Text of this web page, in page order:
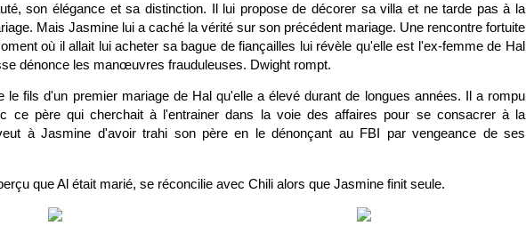
son élégance et sa distinction. Il lui propose de décorer sa villa et ne tarde pas à la
Mais Jasmine lui a caché la vérité sur son précédent mariage. Une rencontre fortuite
où il allait lui acheter sa bague de fiançailles lui révèle qu'elle est l'ex-femme de Hal
dénonce les manœuvres frauduleuses. Dwight rompt.
le fils d'un premier mariage de Hal qu'elle a élevé durant de longues années. Il a rompu
ce père qui cherchait à l'entrainer dans la voie des affaires pour se consacrer à la
à Jasmine d'avoir trahi son père en le dénonçant au FBI par vengeance de ses
que Al était marié, se réconcilie avec Chili alors que Jasmine finit seule.